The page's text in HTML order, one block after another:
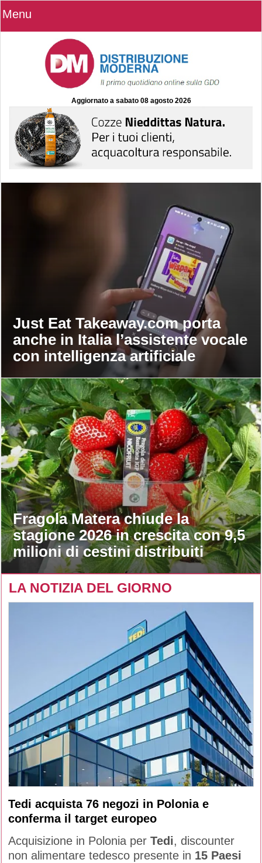
Menu
Aggiornato a sabato 08 agosto 2026
Just Eat Takeaway.com porta
anche in Italia l’assistente vocale
con intelligenza artificiale
Fragola Matera chiude la
stagione 2026 in crescita con 9,5
milioni di cestini distribuiti
LA NOTIZIA DEL GIORNO
Tedi acquista 76 negozi in Polonia e
conferma il target europeo
Acquisizione in Polonia per Tedi, discounter
non alimentare tedesco presente in 15 Paesi